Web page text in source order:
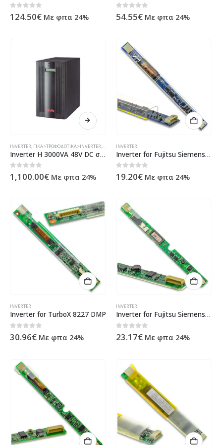
0 out of 5
124.50€ Με φπα 24% 0out of 5
54.55€ Με φπα 24%
INVERTER ΓΙΚΆ>ΤΡΟΦΟΔΟΤΙΚΆ>INVERTER ΠΡΟΪΌΝΤΑ>ΗΛΕΚΤΡΟΝΙΚΆ & ΗΛΕΚΤΡ
Inverter H 3000VA 48V DC σε 220V AC APOLLO ( 91019 )
0 out of 5
1,100.00€ Με φπα 24%
INVERTER
Inverter for Fujitsu Siemens V5515
0 out of 5
19.20€ Με φπα 24%
INVERTER
Inverter for TurboX 8227 DMP
0out of 5
30.96€ Με φπα 24%
INVERTER
Inverter for Fujitsu Siemens Lifebook e8420
0out of 5
23.17€ Με φπα 24%